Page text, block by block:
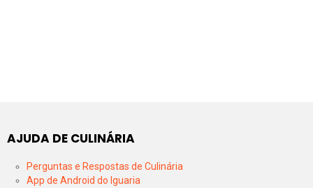
AJUDA DE CULINÁRIA
Perguntas e Respostas de Culinária
App de Android do Iguaria